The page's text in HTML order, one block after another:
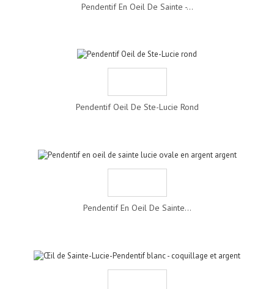
Pendentif En Oeil De Sainte -...
Pendentif Oeil De Ste-Lucie Rond
Pendentif En Oeil De Sainte...